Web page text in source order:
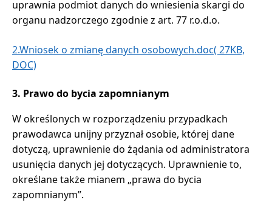
uprawnia podmiot danych do wniesienia skargi do
organu nadzorczego zgodnie z art. 77 r.o.d.o.
2.Wniosek o zmianę danych osobowych.doc( 27KB,
DOC)
3. Prawo do bycia zapomnianym
W określonych w rozporządzeniu przypadkach
prawodawca unijny przyznał osobie, której dane
dotyczą, uprawnienie do żądania od administratora
usunięcia danych jej dotyczących. Uprawnienie to,
określane także mianem „prawa do bycia
zapomnianym”.